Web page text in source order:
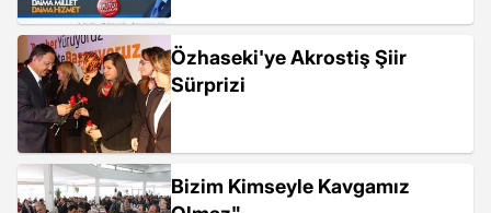
Özhaseki'ye Akrostiş Şiir
Sürprizi
Bizim Kimseyle Kavgamız